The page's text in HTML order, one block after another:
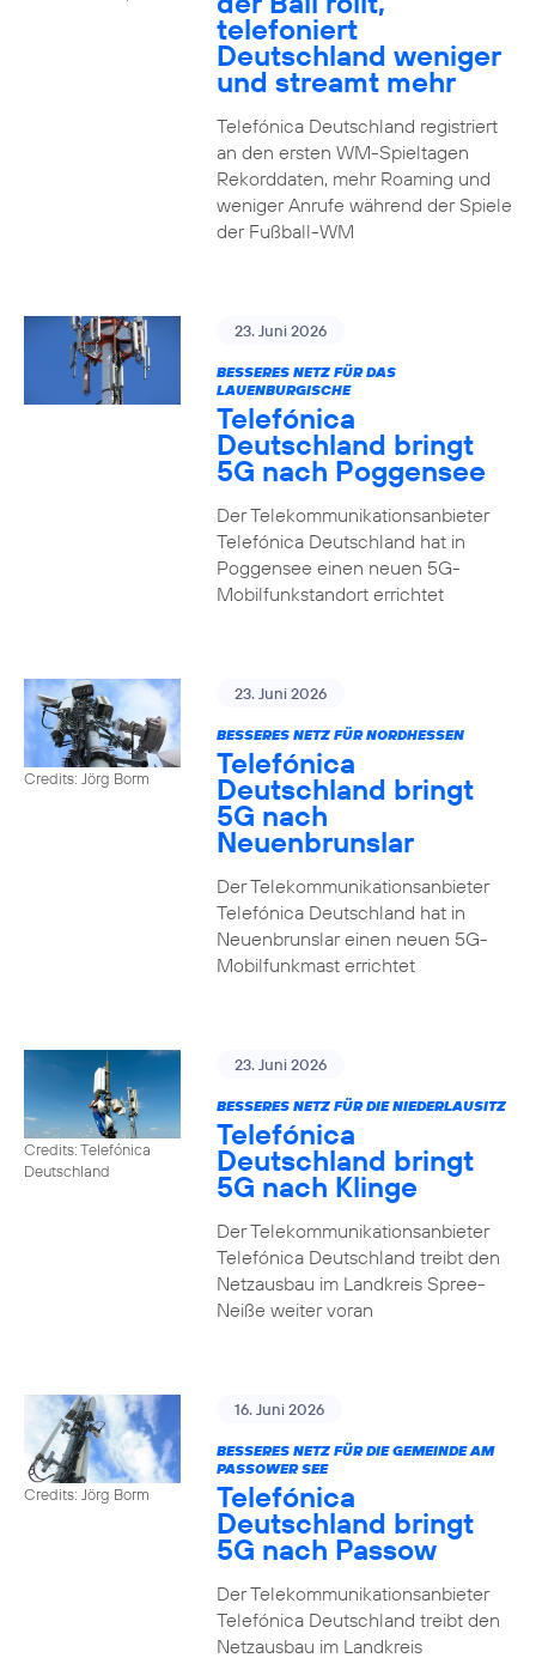
telefoniert
Deutschland weniger
und streamt mehr
Telefónica Deutschland registriert
an den ersten WM-Spieltagen
Rekorddaten, mehr Roaming und
weniger Anrufe während der Spiele
der Fußball-WM
23. Juni 2026
BESSERES NETZ FÜR DAS
LAUENBURGISCHE
Telefónica
Deutschland bringt
5G nach Poggensee
Der Telekommunikationsanbieter
Telefónica Deutschland hat in
Poggensee einen neuen 5G-
Mobilfunkstandort errichtet
Credits: Jörg Borm
23. Juni 2026
BESSERES NETZ FÜR NORDHESSEN
Telefónica
Deutschland bringt
5G nach
Neuenbrunslar
Der Telekommunikationsanbieter
Telefónica Deutschland hat in
Neuenbrunslar einen neuen 5G-
Mobilfunkmast errichtet
Credits: Telefónica
Deutschland
23. Juni 2026
BESSERES NETZ FÜR DIE NIEDERLAUSITZ
Telefónica
Deutschland bringt
5G nach Klinge
Der Telekommunikationsanbieter
Telefónica Deutschland treibt den
Netzausbau im Landkreis Spree-
Neiße weiter voran
Credits: Jörg Borm
16. Juni 2026
BESSERES NETZ FÜR DIE GEMEINDE AM
PASSOWER SEE
Telefónica
Deutschland bringt
5G nach Passow
Der Telekommunikationsanbieter
Telefónica Deutschland treibt den
Netzausbau im Landkreis